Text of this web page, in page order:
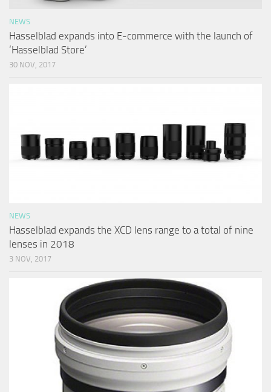
NEWS
Hasselblad expands into E-commerce with the launch of
‘Hasselblad Store’
30 NOV, 2017
NEWS
Hasselblad expands the XCD lens range to a total of nine
lenses in 2018
3 NOV, 2017